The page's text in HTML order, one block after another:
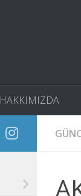
HAKKIMIZDA